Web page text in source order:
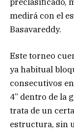
medirá con el
Basavareddy.
Este torneo
ya habitual
consecutivos
4” dentro de la
trata de un
estructura, sin